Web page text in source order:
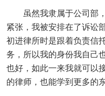
虽然我隶属于公司部，
紧张，我被安排在了诉讼
初进律所时是跟着负责信
务，所以我的身份我自己
也好，如此一来我就可以
的律师，也能学到更多的